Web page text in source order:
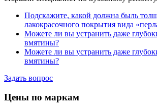
Подскажите, какой должна быль
лакокрасочного покрытия вида
Можете ли вы устранить даже
вмятины?
Можете ли вы устранить даже
вмятины?
Задать вопрос
Цены по маркам